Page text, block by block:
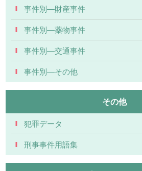
事件別―財産事件
事件別―薬物事件
事件別―交通事件
事件別―その他
その他
犯罪データ
刑事事件用語集